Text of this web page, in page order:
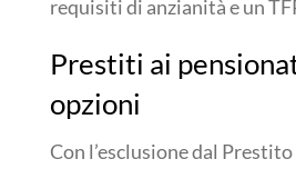
requisiti di anzianità e un
Prestiti ai
opzioni
Con l’esclusione dal